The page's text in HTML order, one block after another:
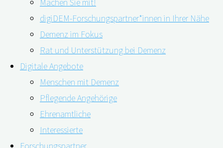
digiDEM-Forschungspartner*innen in Ihrer Nähe
Demenz im Fokus
Rat und Unterstützung bei Demenz
Digitale Angebote
Menschen mit Demenz
Pflegende Angehörige
Ehrenamtliche
Interessierte
02.12.202011.05.2023